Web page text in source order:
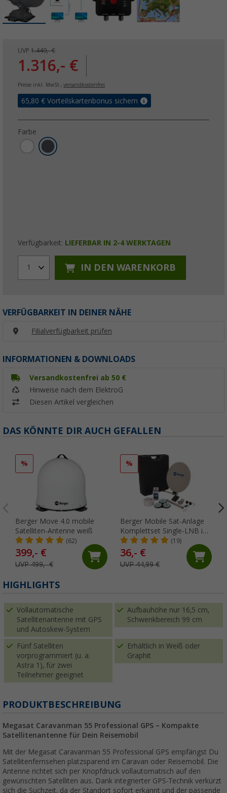
UVP 1.449,- €
1.316,- €
Preise inkl. MwSt., versandkostenfrei
65,80 € Vorteilskartenbonus sichern
Farbe
Verfügbarkeit: LIEFERBAR IN 2-4 WERKTAGEN
1 IN DEN WARENKORB
VERFÜGBARKEIT IN DEINER NÄHE
Filialverfügbarkeit prüfen
INFORMATIONEN & DOWNLOADS
Versandkostenfrei ab 50 €
Hinweise nach dem ElektroG
Diesen Artikel vergleichen
DAS KÖNNTE DIR AUCH GEFALLEN
%
Berger Move 4.0 mobile
Satelliten-Antenne weiß
(62)
399,- €
UVP 499,- €
%
Berger Mobile Sat-Anlage
Komplettset Single-LNB im
Campingkoffer (19)
36,- €
UVP 44,99 €
HIGHLIGHTS
Vollautomatische
Satellitenantenne mit GPS
und Autoskew-System
Aufbauhöhe nur 16,5 cm,
Schwenkbereich 99 cm
Fünf Satelliten
vorprogrammiert (u. a.
Astra 1), für zwei
Teilnehmer geeignet
Erhältlich in Weiß oder
Graphit
PRODUKTBESCHREIBUNG
Megasat Caravanman 55 Professional GPS – Kompakte
Satellitenantenne für Dein Reisemobil
Mit der Megasat Caravanman 55 Professional GPS empfängst Du
Satellitenfernsehen platzsparend im Caravan oder Reisemobil. Die
Antenne richtet sich per Knopfdruck vollautomatisch auf den
gewünschten Satelliten aus. Dank integrierter GPS-Technik verkürzt
sich die Suchzeit, da der Standort sofort erkannt und der passende